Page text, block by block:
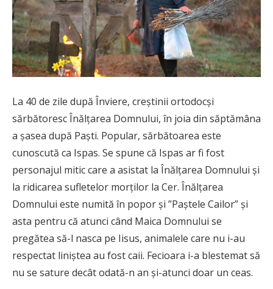
La 40 de zile după Înviere, creştinii ortodocşi
sărbătoresc Înălţarea Domnului, în joia din săptămâna
a şasea după Paşti. Popular, sărbătoarea este
cunoscută ca Ispas. Se spune că Ispas ar fi fost
personajul mitic care a asistat la Înălțarea Domnului și
la ridicarea sufletelor morților la Cer. Înălțarea
Domnului este numită în popor și ”Paștele Cailor” și
asta pentru că atunci când Maica Domnului se
pregătea să-l nasca pe Iisus, animalele care nu i-au
respectat liniștea au fost caii. Fecioara i-a blestemat să
nu se sature decât odată-n an și-atunci doar un ceas.